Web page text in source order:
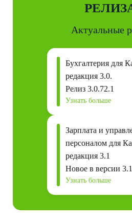
Актуальные
Бухгалтерия для
редакция 3.0.
Релиз 3.0.72.1
Узнать больше
Зарплата и
персоналом для
редакция 3.1
Новое в версии
Узнать больше